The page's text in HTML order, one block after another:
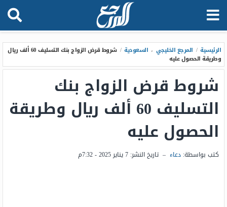
الرئيسية / المرجع الخليجي ، السعودية /
شروط قرض الزواج بنك التسليف 60 ألف ريال
وطريقة الحصول عليه
شروط قرض الزواج بنك
التسليف 60 ألف ريال وطريقة
الحصول عليه
كتب بواسطة: دعاء – تاريخ النشر: 7 يناير 2025 - 7:32م